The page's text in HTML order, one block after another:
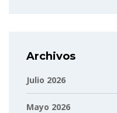
Archivos
Julio 2026
Mayo 2026